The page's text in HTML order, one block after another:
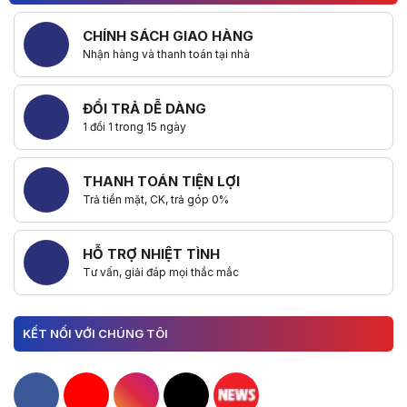
CHÍNH SÁCH GIAO HÀNG
Nhận hàng và thanh toán tại nhà
ĐỔI TRẢ DỄ DÀNG
1 đổi 1 trong 15 ngày
THANH TOÁN TIỆN LỢI
Trả tiền mặt, CK, trả góp 0%
HỖ TRỢ NHIỆT TÌNH
Tư vấn, giải đáp mọi thắc mắc
KẾT NỐI VỚI CHÚNG TÔI